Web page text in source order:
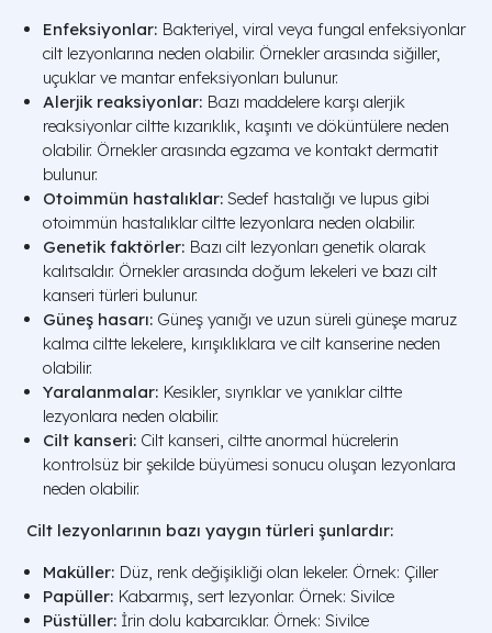
Enfeksiyonlar: Bakteriyel, viral veya fungal enfeksiyonlar
cilt lezyonlarına neden olabilir. Örnekler arasında siğiller,
uçuklar ve mantar enfeksiyonları bulunur.
Alerjik reaksiyonlar: Bazı maddelere karşı alerjik
reaksiyonlar ciltte kızarıklık, kaşıntı ve döküntülere neden
olabilir. Örnekler arasında egzama ve kontakt dermatit
bulunur.
Otoimmün hastalıklar: Sedef hastalığı ve lupus gibi
otoimmün hastalıklar ciltte lezyonlara neden olabilir.
Genetik faktörler: Bazı cilt lezyonları genetik olarak
kalıtsaldır. Örnekler arasında doğum lekeleri ve bazı cilt
kanseri türleri bulunur.
Güneş hasarı: Güneş yanığı ve uzun süreli güneşe maruz
kalma ciltte lekelere, kırışıklıklara ve cilt kanserine neden
olabilir.
Yaralanmalar: Kesikler, sıyrıklar ve yanıklar ciltte
lezyonlara neden olabilir.
Cilt kanseri: Cilt kanseri, ciltte anormal hücrelerin
kontrolsüz bir şekilde büyümesi sonucu oluşan lezyonlara
neden olabilir.
Cilt lezyonlarının bazı yaygın türleri şunlardır:
Maküller: Düz, renk değişikliği olan lekeler. Örnek: Çiller
Papüller: Kabarmış, sert lezyonlar. Örnek: Sivilce
Püstüller: İrin dolu kabarcıklar. Örnek: Sivilce